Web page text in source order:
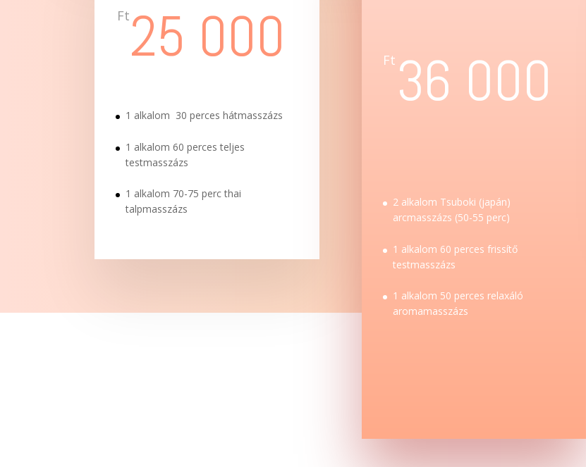
Ft25 000
1 alkalom 30 perces hátmasszázs
1 alkalom 60 perces teljes
testmasszázs
1 alkalom 70-75 perc thai
talpmasszázs
Ft 36 000
2 alkalom Tsuboki (japán)
arcmasszázs (50-55 perc)
1 alkalom 60 perces frissítő
testmasszázs
1 alkalom 50 perces relaxáló
aromamasszázs